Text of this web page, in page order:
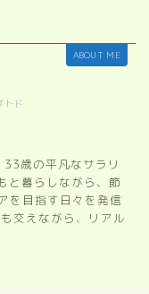
ABOUT ME
ド
歳の平凡なサラリ
と暮らしながら、節
を目指す日々を発信
交えながら、リアル